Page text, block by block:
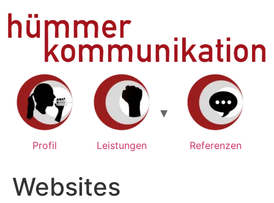
Inhalt
springen
Profil Leistungen Referenzen
Websites